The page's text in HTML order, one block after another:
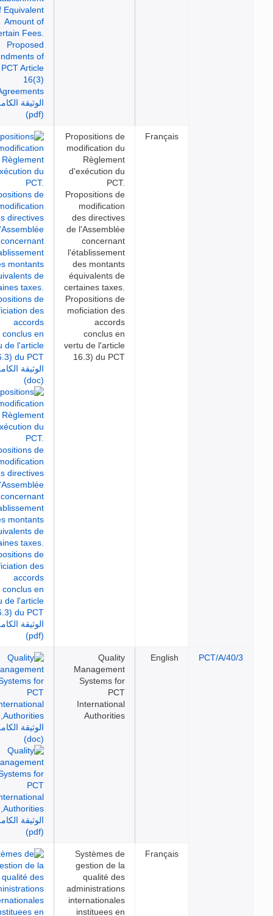
Français
Propositions de
modification du
Règlement
d'exécution du
Propositions de
modification
des directives
de l'Assemblée
concernant
l'établissement
des montants
équivalents de
certaines taxes.
Propositions de
moficiation des
accords
conclus en
vertu de l'article
16.3) du PCT
PCT/A/40/3
English
Quality
Management
Systems for
International
Authorities
Français
Systèmes de
gestion de la
qualité des
administrations
internationales
instituees en